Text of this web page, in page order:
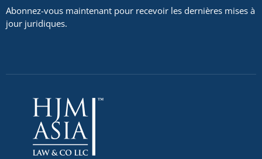
Abonnez-vous maintenant pour recevoir les dernières mises à
jour juridiques.